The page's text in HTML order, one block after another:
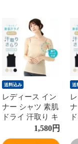
送料込み
レディース イン
ナー シャツ 素肌
ドライ 汗取り キ
ュプラ入り イン
ナーキャミソー
1,580円
送